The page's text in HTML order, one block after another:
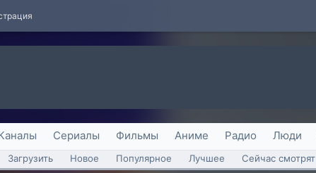
Сериалы Фильмы Аниме Радио Люди
Загрузить Новое Популярное Лучшее Сейчас смотрят